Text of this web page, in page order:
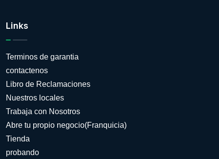
Links
Terminos de garantia
contactenos
Libro de Reclamaciones
Nuestros locales
Trabaja con Nosotros
Abre tu propio negocio(Franquicia)
Tienda
probando